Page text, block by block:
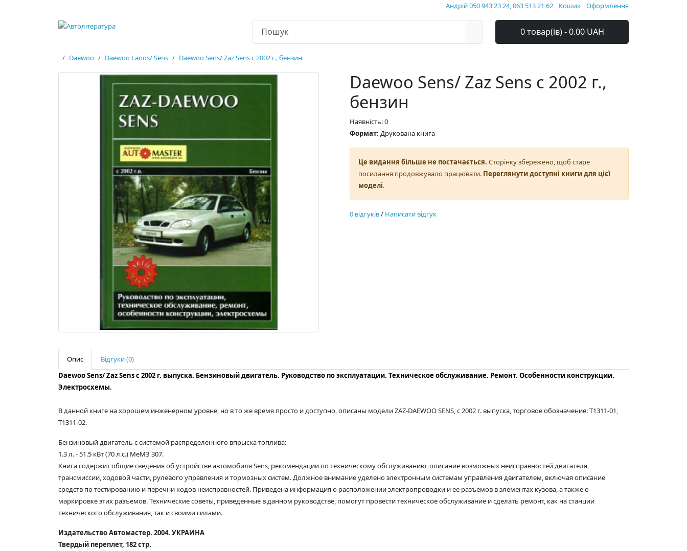
Андрій 050 943 23 24, 063 513 21 62 Кошик Оформлення
0 товар(ів) - 0.00 UAH
Daewoo Daewoo Lanos/ Sens Daewoo Sens/ Zaz Sens с 2002 г., бензин
Daewoo Sens/ Zaz Sens с 2002 г.,
бензин
Наявність: 0
Формат: Друкована книга
Це видання більше не постачається. Сторінку збережено, щоб старе
посилання продовжувало працювати. Переглянути доступні книги для цієї
моделі.
0 відгуків/ Написати відгук
Опис
Відгуки (0)
Daewoo Sens/ Zaz Sensс 2002 г. выпуска. Бензиновый двигатель. Руководство по эксплуатации. Техническое обслуживание. Ремонт. Особенности конструкции.
Электросхемы.
В данной книге на хорошем инженерном уровне, но в то же время просто и доступно, описаны модели ZAZ-DAEWOO SENS, с 2002 г. выпуска, торговое обозначение: T1311-01,
T1311-02.
Бензиновый двигатель с системой распределенного впрыска топлива:
1.3 л. - 51.5 кВт (70 л.с.) МеМЗ 307.
Книга содержит общие сведения об устройстве автомобиля Sens, рекомендации по техническому обслуживанию, описание возможных неисправностей двигателя,
трансмиссии, ходовой части, рулевого управления и тормозных систем. Должное внимание уделено электронным системам управления двигателем, включая описание
средств по тестированию и перечни кодов неисправностей. Приведена информация о расположении электропроводки и ее разъемов в элементах кузова, а также о
маркировке этих разъемов. Технические советы, приведенные в данном руководстве, помогут провести техническое обслуживание и сделать ремонт, как на станции
технического обслуживания, так и своими силами.
Издательство Автомастер. 2004. УКРАИНА
Твердый переплет, 182 стр.